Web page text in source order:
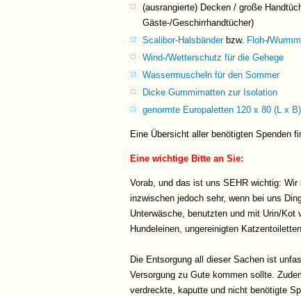
(ausrangierte) Decken / große
Gäste-/Geschirrhandtücher)
Scalibor-Halsbänderbzw. Floh-/
Wind-/Wetterschutz für die Gehege
Wassermuscheln für den Sommer
Dicke Gummimatten zur Isolation
genormte Europaletten 120 x 80 (L x B)
Eine Übersicht aller benötigten Spenden
Eine wichtige Bitte an Sie:
Vorab, und das ist uns SEHR wichtig:
inzwischen jedoch sehr, wenn bei uns
Unterwäsche, benutzten und mit Urin/
Hundeleinen, ungereinigten
Die Entsorgung all dieser Sachen ist
Versorgung zu Gute kommen sollte.
verdreckte, kaputte und nicht benötigte